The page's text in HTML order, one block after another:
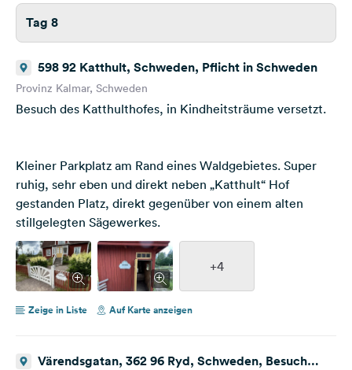
Tag 8
598 92 Katthult, Schweden, Pflicht in Schweden
Provinz Kalmar, Schweden
Besuch des Katthulthofes, in Kindheitsträume versetzt.
Kleiner Parkplatz am Rand eines Waldgebietes. Super
ruhig, sehr eben und direkt neben „Katthult“ Hof
gestanden Platz, direkt gegenüber von einem alten
stillgelegten Sägewerkes.
+4
Zeige in Liste Auf Karte anzeigen
Värendsgatan, 362 96 Ryd, Schweden, Besuch